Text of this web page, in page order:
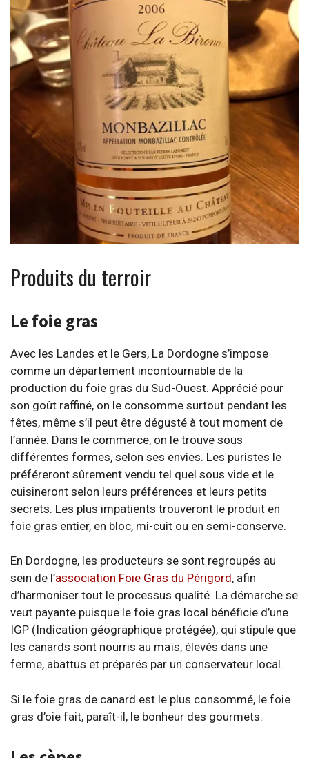
Produits du terroir
Le foie gras
Avec les Landes et le Gers, La Dordogne s’impose
comme un département incontournable de la
production du foie gras du Sud-Ouest. Apprécié pour
son goût raffiné, on le consomme surtout pendant les
fêtes, même s’il peut être dégusté à tout moment de
l’année. Dans le commerce, on le trouve sous
différentes formes, selon ses envies. Les puristes le
préféreront sûrement vendu tel quel sous vide et le
cuisineront selon leurs préférences et leurs petits
secrets. Les plus impatients trouveront le produit en
foie gras entier, en bloc, mi-cuit ou en semi-conserve.
En Dordogne, les producteurs se sont regroupés au
sein de l’association Foie Gras du Périgord, afin
d’harmoniser tout le processus qualité. La démarche se
veut payante puisque le foie gras local bénéficie d’une
IGP (Indication géographique protégée), qui stipule que
les canards sont nourris au maïs, élevés dans une
ferme, abattus et préparés par un conservateur local.
Si le foie gras de canard est le plus consommé, le foie
gras d’oie fait, paraît-il, le bonheur des gourmets.